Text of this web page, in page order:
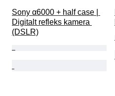
Sony α6000 + half case |
Digitalt refleks kamera
(DSLR)